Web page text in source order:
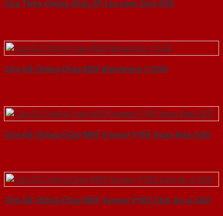
Cửa Thép Chống Cháy 2P tay nam Cửa-SGD
Cửa Gỗ Chống Cháy MDF Melamine 1-SGD
Cửa Gỗ Chống Cháy MDF Veneer P1R5 Xoan Đào-SGD
Cửa Gỗ Chống Cháy MDF Veneer P1R2 Căm Xe-a-SGD